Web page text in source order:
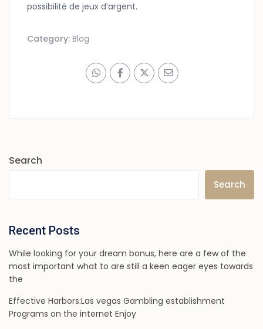
possibilité de jeux d’argent.
Category:Blog
Search
Search
Recent Posts
While looking for your dream bonus, here are a few of the
most important what to are still a keen eager eyes towards
the
Effective Harbors:Las vegas Gambling establishment
Programs on the internet Enjoy